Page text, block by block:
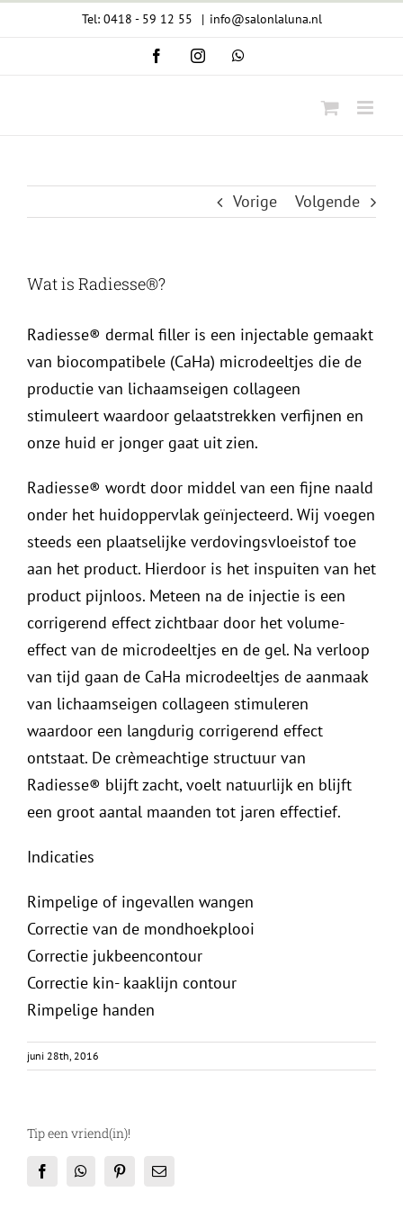
Tel: 0418 - 59 12 55 | info@salonlaluna.nl
FacebookInstagramWhatsApp
Vorige Volgende
Wat is Radiesse®?
Radiesse® dermal filler is een injectable gemaakt
van biocompatibele (CaHa) microdeeltjes die de
productie van lichaamseigen collageen
stimuleert waardoor gelaatstrekken verfijnen en
onze huid er jonger gaat uit zien.
Radiesse® wordt door middel van een fijne naald
onder het huidoppervlak geïnjecteerd. Wij voegen
steeds een plaatselijke verdovingsvloeistof toe
aan het product. Hierdoor is het inspuiten van het
product pijnloos. Meteen na de injectie is een
corrigerend effect zichtbaar door het volume-
effect van de microdeeltjes en de gel. Na verloop
van tijd gaan de CaHa microdeeltjes de aanmaak
van lichaamseigen collageen stimuleren
waardoor een langdurig corrigerend effect
ontstaat. De crèmeachtige structuur van
Radiesse® blijft zacht, voelt natuurlijk en blijft
een groot aantal maanden tot jaren effectief.
Indicaties
Rimpelige of ingevallen wangen
Correctie van de mondhoekplooi
Correctie jukbeencontour
Correctie kin- kaaklijn contour
Rimpelige handen
juni 28th, 2016
Tip een vriend(in)!
FacebookWhatsAppPinterestE-